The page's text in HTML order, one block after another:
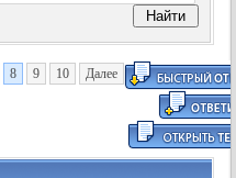
8 9 10 Далее